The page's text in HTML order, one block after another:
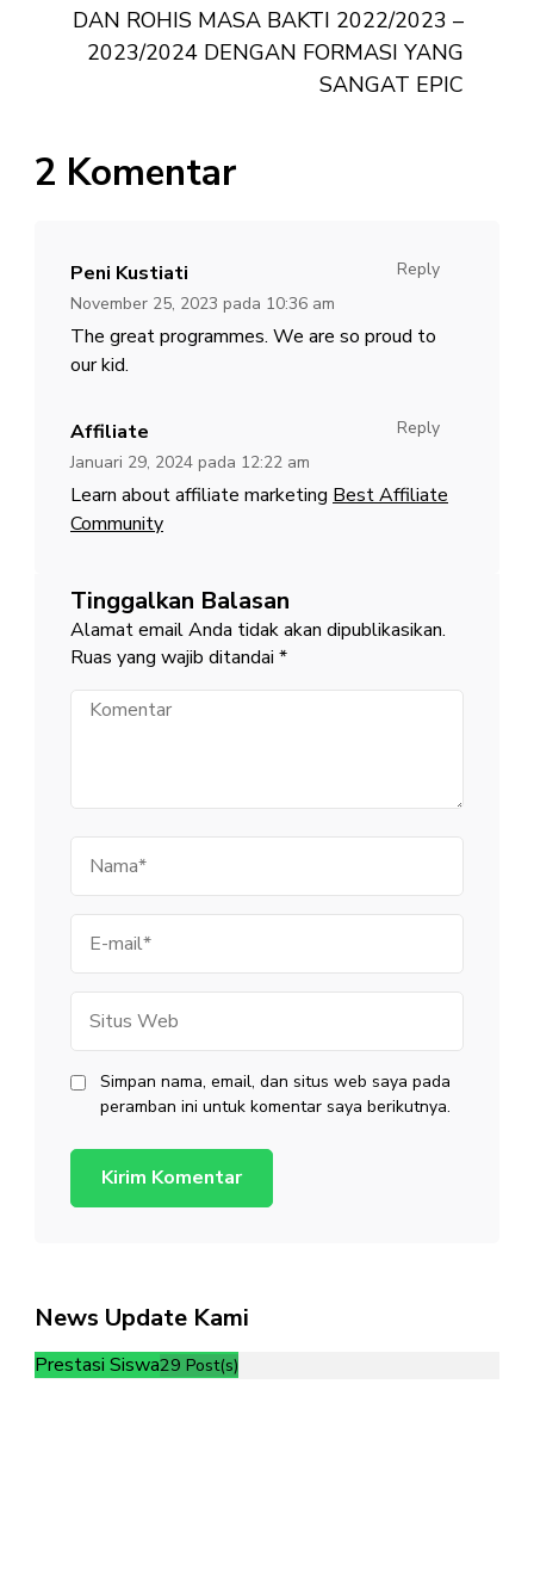
DAN ROHIS MASA BAKTI 2022/2023 –
2023/2024 DENGAN FORMASI YANG
SANGAT EPIC
2 Komentar
Peni Kustiati
November 25, 2023 pada 10:36 am
The great programmes. We are so proud to
our kid.
Reply
Affiliate
Januari 29, 2024 pada 12:22 am
Learn about affiliate marketing Best Affiliate
Community
Reply
Tinggalkan Balasan
Alamat email Anda tidak akan dipublikasikan.
Ruas yang wajib ditandai *
Komentar
mail
Web
Simpan nama, email, dan situs web saya pada
peramban ini untuk komentar saya berikutnya.
News Update Kami
Prestasi Siswa29 Post(s)